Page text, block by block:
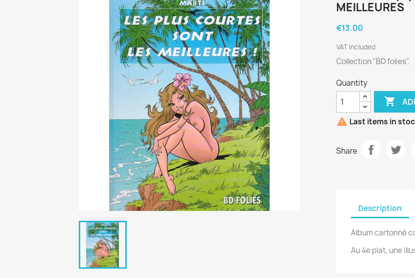
MEILLEURES
€13.00
VAT included
Collection "BD folies".
Quantity

 Last items in
Share
Description
Album cartonné
Au 4e plat, une